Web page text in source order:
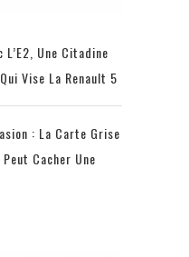
L’E2, Une Citadine
Vise La Renault 5
: La Carte Grise
Cacher Une